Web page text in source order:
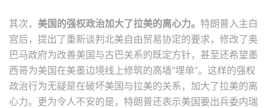
其次， 美国的强权政治加大了拉美的离心力。 特朗普入主白
宫后，提出了重新谈判北美自由贸易协定的要求，修改了奥
巴马政府为改善美国与古巴关系的既定方针，甚至还希望墨
西哥为美国在美墨边境线上修筑的高墙“埋单”。这样的强权
政治行为无疑是在破坏美国与拉美的关系，加大了拉美的离
心力。更为令人不安的是，特朗普还表示美国要出兵委内瑞